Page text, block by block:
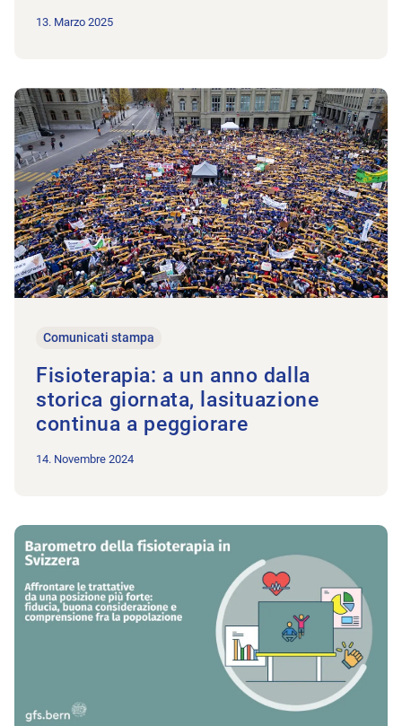
13. Marzo 2025
Comunicati stampa
Fisioterapia: a un anno dalla
storica giornata, lasituazione
continua a peggiorare
14. Novembre 2024
All’articolo Fisioterapia: a un anno dalla storica giornata,
All’articolo Secondo Barometro della fisioterapia in Svizzera